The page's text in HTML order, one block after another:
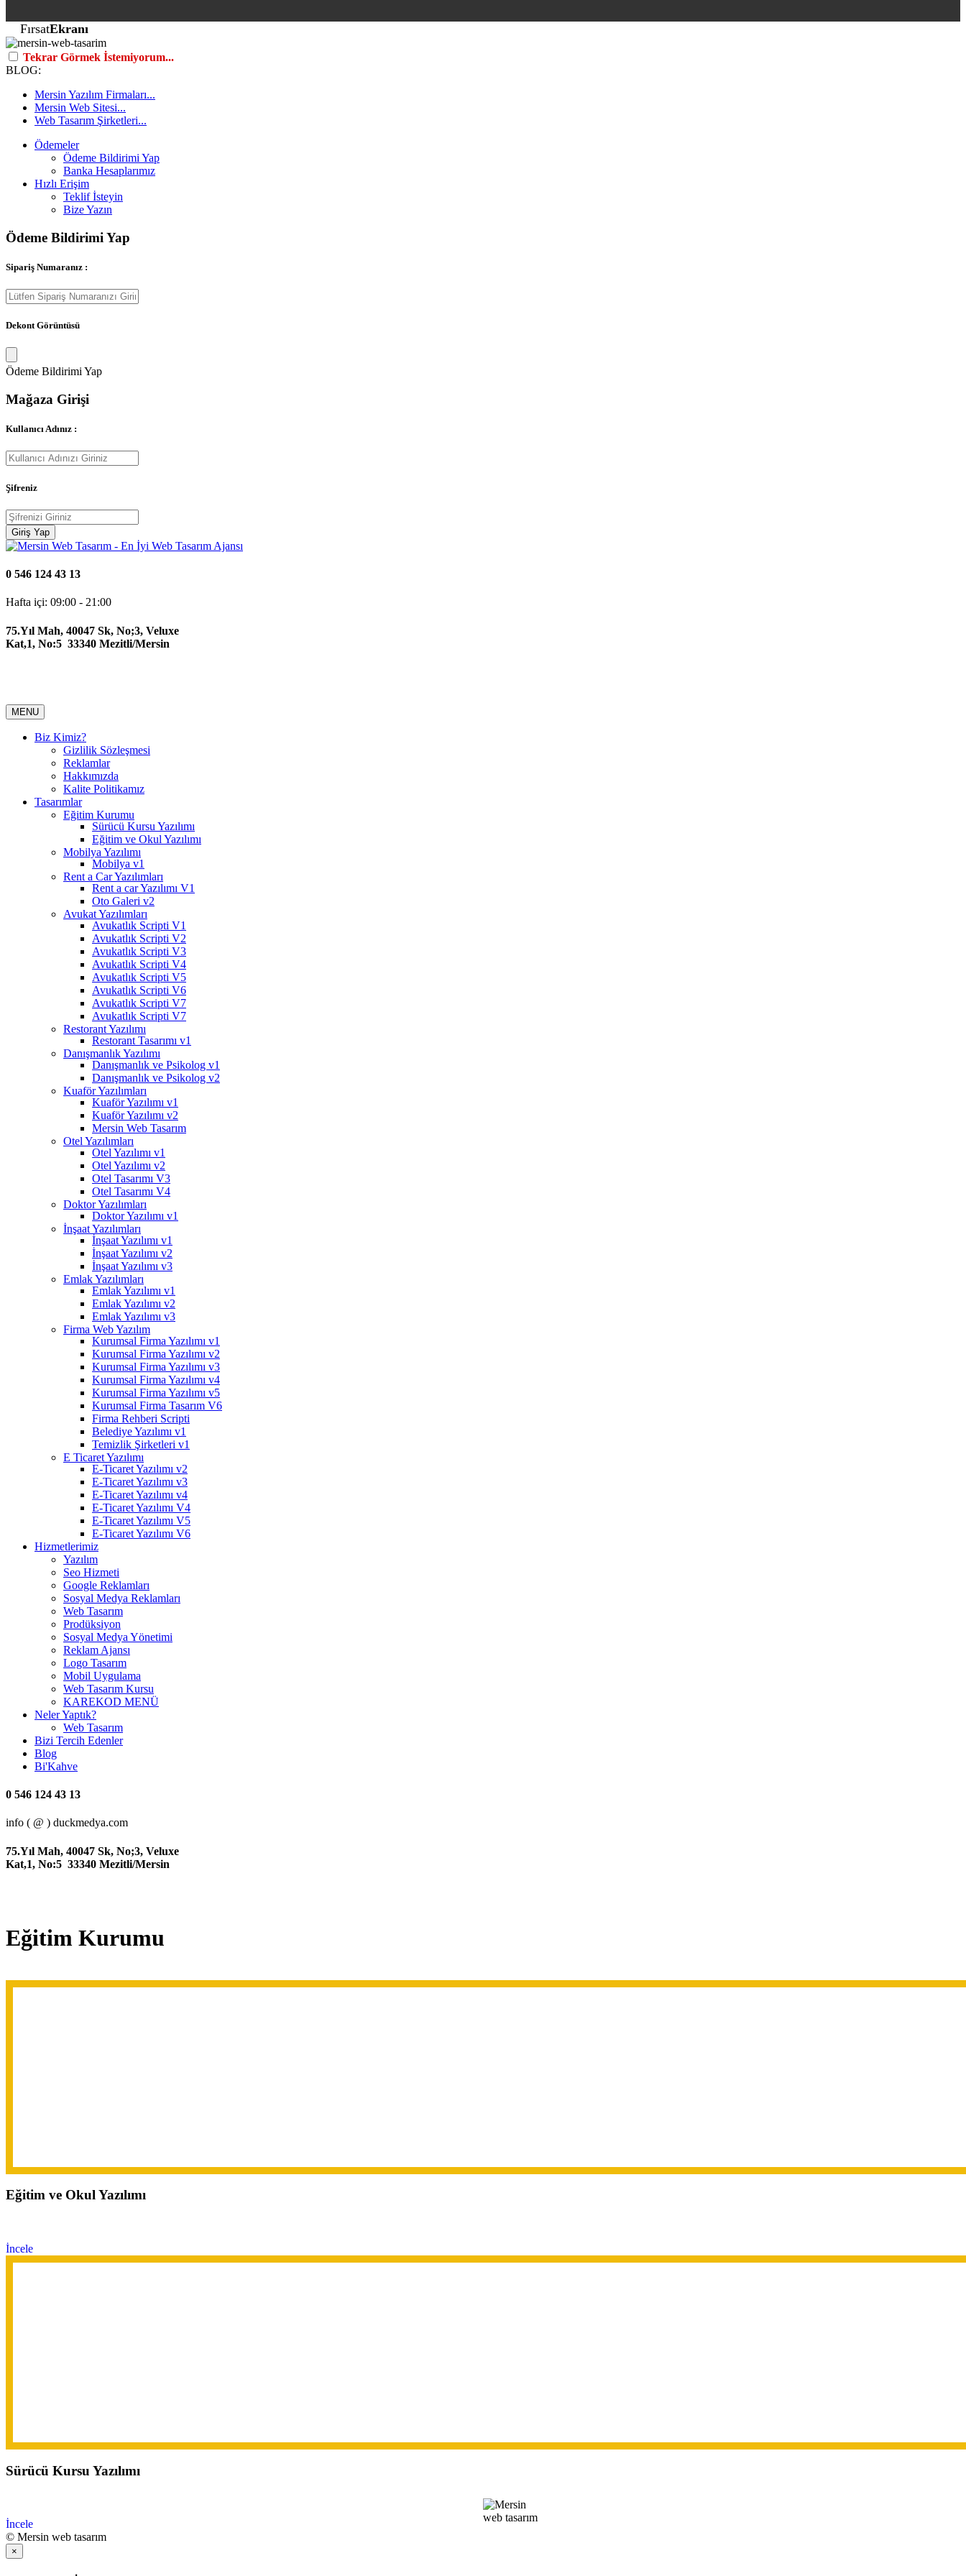
FırsatEkranı
Tekrar Görmek İstemiyorum...
BLOG:
Mersin Yazılım Firmaları...
Mersin Web Sitesi...
Web Tasarım Şirketleri...
Ödemeler
Ödeme Bildirimi Yap
Banka Hesaplarımız
Hızlı Erişim
Teklif İsteyin
Bize Yazın
Ödeme Bildirimi Yap
Sipariş Numaranız :
Dekont Görüntüsü
Ödeme Bildirimi Yap
Mağaza Girişi
Kullanıcı Adınız :
Şifreniz
Giriş Yap
0 546 124 43 13
Hafta içi: 09:00 - 21:00
75.Yıl Mah, 40047 Sk, No;3, Veluxe
Kat,1, No:5 33340 Mezitli/Mersin
MENU
Biz Kimiz?
Gizlilik Sözleşmesi
Reklamlar
Hakkımızda
Kalite Politikamız
Tasarımlar
Eğitim Kurumu
Sürücü Kursu Yazılımı
Eğitim ve Okul Yazılımı
Mobilya Yazılımı
Mobilya v1
Rent a Car Yazılımları
Rent a car Yazılımı V1
Oto Galeri v2
Avukat Yazılımları
Avukatlık Scripti V1
Avukatlık Scripti V2
Avukatlık Scripti V3
Avukatlık Scripti V4
Avukatlık Scripti V5
Avukatlık Scripti V6
Avukatlık Scripti V7
Avukatlık Scripti V7
Restorant Yazılımı
Restorant Tasarımı v1
Danışmanlık Yazılımı
Danışmanlık ve Psikolog v1
Danışmanlık ve Psikolog v2
Kuaför Yazılımları
Kuaför Yazılımı v1
Kuaför Yazılımı v2
Mersin Web Tasarım
Otel Yazılımları
Otel Yazılımı v1
Otel Yazılımı v2
Otel Tasarımı V3
Otel Tasarımı V4
Doktor Yazılımları
Doktor Yazılımı v1
İnşaat Yazılımları
İnşaat Yazılımı v1
İnşaat Yazılımı v2
İnşaat Yazılımı v3
Emlak Yazılımları
Emlak Yazılımı v1
Emlak Yazılımı v2
Emlak Yazılımı v3
Firma Web Yazılım
Kurumsal Firma Yazılımı v1
Kurumsal Firma Yazılımı v2
Kurumsal Firma Yazılımı v3
Kurumsal Firma Yazılımı v4
Kurumsal Firma Yazılımı v5
Kurumsal Firma Tasarım V6
Firma Rehberi Scripti
Belediye Yazılımı v1
Temizlik Şirketleri v1
E Ticaret Yazılımı
E-Ticaret Yazılımı v2
E-Ticaret Yazılımı v3
E-Ticaret Yazılımı v4
E-Ticaret Yazılımı V4
E-Ticaret Yazılımı V5
E-Ticaret Yazılımı V6
Hizmetlerimiz
Yazılım
Seo Hizmeti
Google Reklamları
Sosyal Medya Reklamları
Web Tasarım
Prodüksiyon
Sosyal Medya Yönetimi
Reklam Ajansı
Logo Tasarım
Mobil Uygulama
Web Tasarım Kursu
KAREKOD MENÜ
Neler Yaptık?
Web Tasarım
Bizi Tercih Edenler
Blog
Bi'Kahve
0 546 124 43 13
info ( @ ) duckmedya.com
75.Yıl Mah, 40047 Sk, No;3, Veluxe
Kat,1, No:5 33340 Mezitli/Mersin
Eğitim Kurumu
Eğitim ve Okul Yazılımı
İncele
Sürücü Kursu Yazılımı
İncele
© Mersin web tasarım
×